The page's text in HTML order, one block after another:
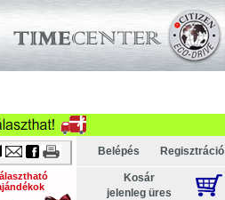
Timecenter
Belépés Regisztráció
Kosár
jelenleg üres